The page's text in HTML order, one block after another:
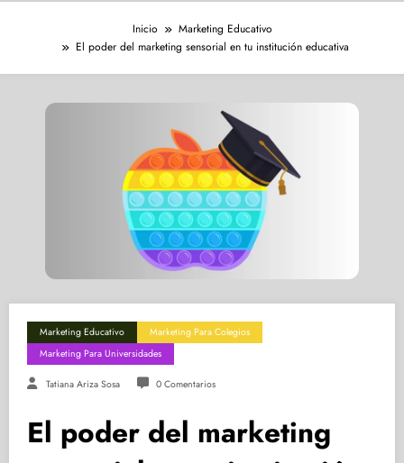
Inicio
Marketing Educativo
El poder del marketing sensorial en tu institución educativa
Marketing Educativo
Marketing Para Colegios
Marketing Para Universidades
Tatiana Ariza Sosa 0 Comentarios
El poder del marketing